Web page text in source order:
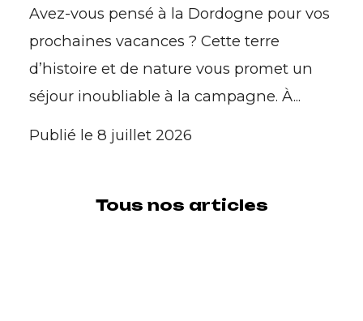
Avez-vous pensé à la Dordogne pour vos
prochaines vacances ? Cette terre
d’histoire et de nature vous promet un
séjour inoubliable à la campagne. À...
Publié le 8 juillet 2026
Tous nos articles